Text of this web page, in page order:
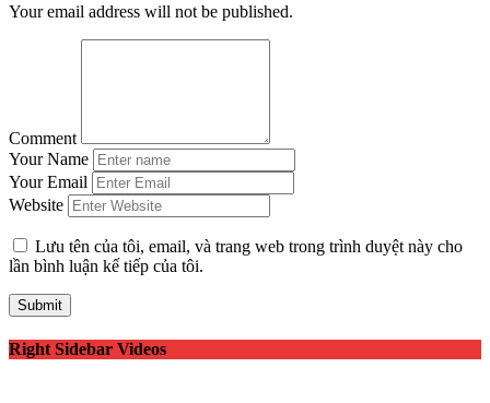
Your email address will not be published.
Comment
Your Name
Your Email
Website
Lưu tên của tôi, email, và trang web trong trình duyệt này cho
lần bình luận kế tiếp của tôi.
Right Sidebar Videos